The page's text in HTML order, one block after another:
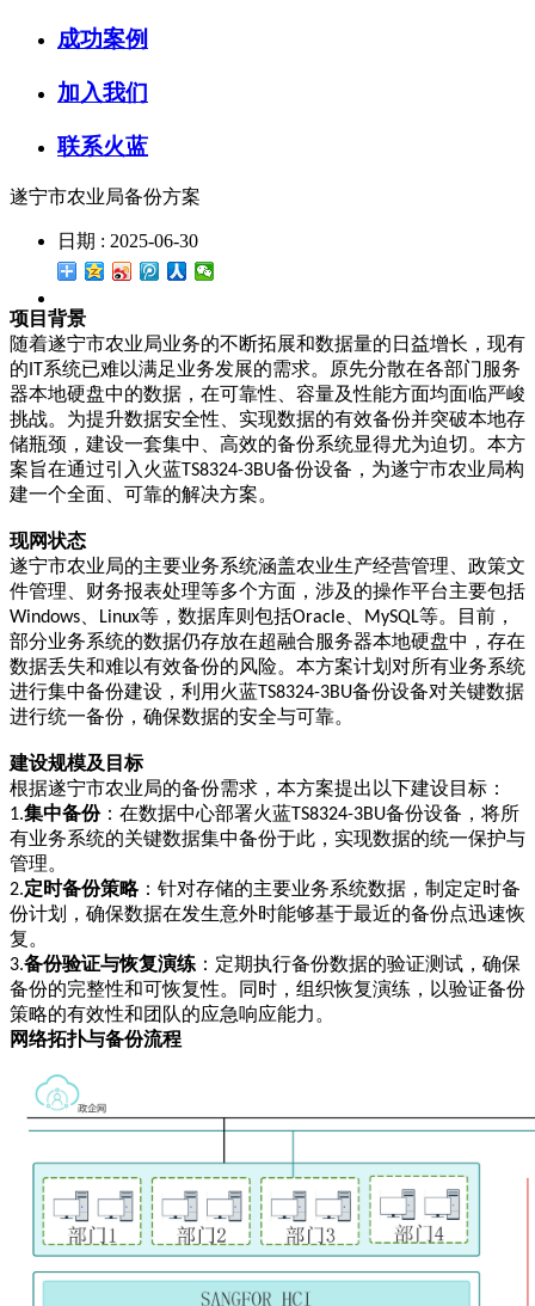
成功案例
加入我们
联系火蓝
遂宁市农业局备份方案
日期 : 2025-06-30
项目背景
随着遂宁市农业局业务的不断拓展和数据量的日益增长，现有
的 IT系统已难以满足业务发展的需求。原先分散在各部门服务
器本地硬盘中的数据，在可靠性、容量及性能方面均面临严峻
挑战。为提升数据安全性、实现数据的有效备份并突破本地存
储瓶颈，建设一套集中、高效的备份系统显得尤为迫切。本方
案旨在通过引入火蓝TS8324-3BU备份设备，为遂宁市农业局构
建一个全面、可靠的解决方案。
现网状态
遂宁市农业局的主要业务系统涵盖农业生产经营管理、政策文
件管理、财务报表处理等多个方面，涉及的操作平台主要包括
Windows Linux等，数据库则包括Oracle MySQL等。目前，
部分业务系统的数据仍存放在超融合服务器本地硬盘中，存在
数据丢失和难以有效备份的风险。本方案计划对所有业务系统
进行集中备份建设，利用火蓝TS8324-3BU备份设备对关键数据
进行统一备份，确保数据的安全与可靠。
建设规模及目标
根据遂宁市农业局的备份需求，本方案提出以下建设目标：
1.集中备份：在数据中心部署火蓝TS8324-3BU备份设备，将所
有业务系统的关键数据集中备份于此，实现数据的统一保护与
管理。
2.定时备份策略：针对存储的主要业务系统数据，制定定时备
份计划，确保数据在发生意外时能够基于最近的备份点迅速恢
复。
3.备份验证与恢复演练 ：定期执行备份数据的验证测试，确保
备份的完整性和可恢复性。同时，组织恢复演练，以验证备份
策略的有效性和团队的应急响应能力。
网络拓扑与备份流程